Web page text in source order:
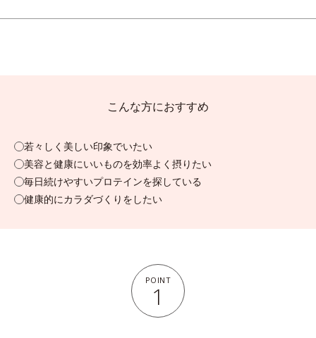
こんな方におすすめ
若々しく美しい印象でいたい
美容と健康にいいものを効率よく摂りたい
毎日続けやすいプロテインを探している
健康的にカラダづくりをしたい
POINT
1